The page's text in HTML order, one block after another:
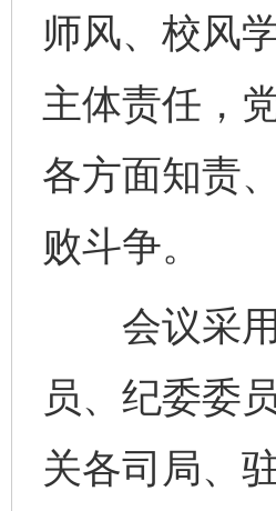
师风、校风
主体责任，
各方面知责
败斗争。
会议采用
员、纪委委
关各司局、